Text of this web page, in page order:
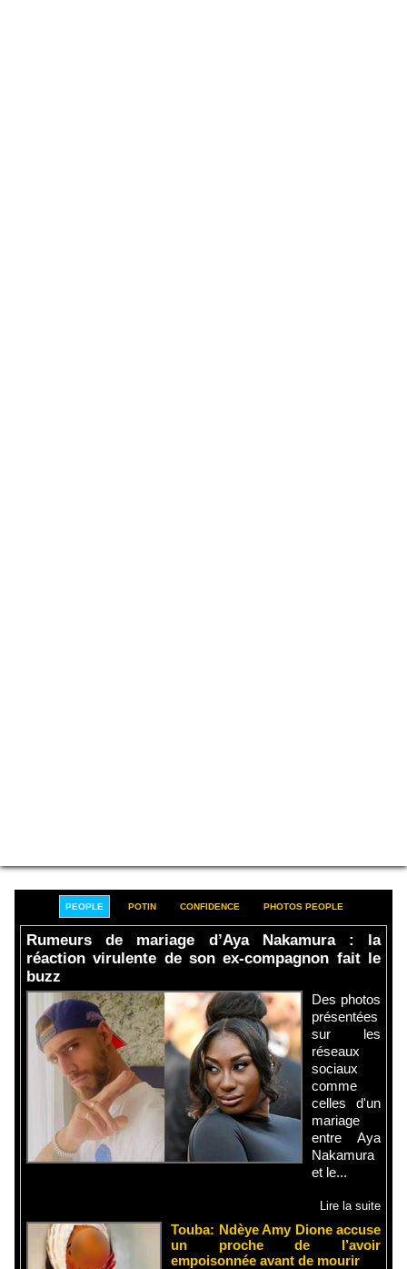
PEOPLE POTIN CONFIDENCE PHOTOS PEOPLE
Rumeurs de mariage d’Aya Nakamura : la
réaction virulente de son ex-compagnon fait le
buzz
Des photos
présentées
sur les
réseaux
sociaux
comme
celles d'un
mariage
entre Aya
Nakamura
et le...
Lire la suite
Touba: Ndèye Amy Dione accuse
un proche de l’avoir
empoisonnée avant de mourir